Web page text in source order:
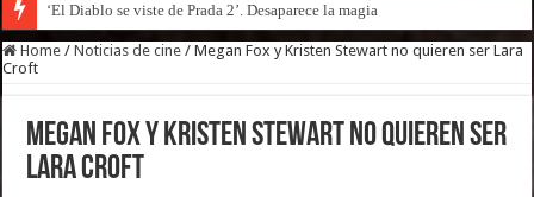
‘El Diablo se viste de Prada 2’. Desaparece la magia
Home / Noticias de cine / Megan Fox y Kristen Stewart no quieren ser Lara
Croft
Megan Fox y Kristen Stewart no quieren ser
Lara Croft